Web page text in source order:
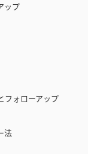
ップ
フォローアップ
法